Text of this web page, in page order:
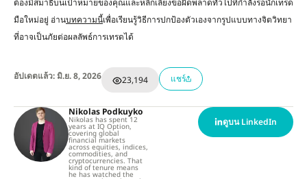
ต้องมีสมาธิบนเป้าหมายของคุณและหลีกเลี่ยงข้อผิดพลาดทั่วไปที่กำลังรอนักเทรด
มือใหม่อยู่ อ่านบทความนี้เพื่อเรียนรู้วิธีการปกป้องตัวเองจากรูปแบบทางจิตวิทยา
ที่อาจเป็นภัยต่อผลลัพธ์การเทรดได้
อัปเดตแล้ว: มิ.ย. 8, 2026 23,194 แชร์
Nikolas Podkuyko
Nikolas has spent 12
years at IQ Option,
covering global
financial markets
across equities, indices,
commodities, and
cryptocurrencies. That
kind of tenure means
he has watched the
ดูบน LinkedIn